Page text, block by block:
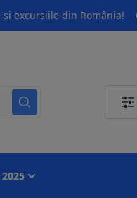
excursiile din România!